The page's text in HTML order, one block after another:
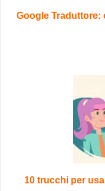
Google Traduttore:
10 trucchi per